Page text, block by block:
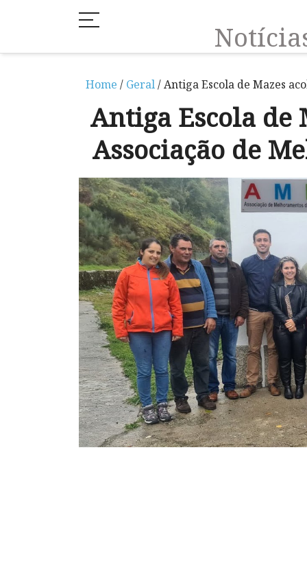
Home / Geral/ Antiga Escola de Mazes
Antiga Escola de
Associação de